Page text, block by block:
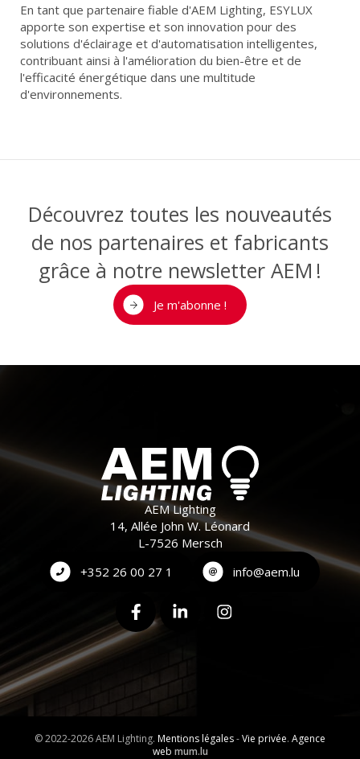
En tant que partenaire fiable d'AEM Lighting, ESYLUX
apporte son expertise et son innovation pour des
solutions d'éclairage et d'automatisation intelligentes,
contribuant ainsi à l'amélioration du bien-être et de
l'efficacité énergétique dans une multitude
d'environnements.
Découvrez toutes les nouveautés
de nos partenaires et fabricants
grâce à notre newsletter AEM !
Je m'abonne !
AEM Lighting
14, Allée John W. Léonard
L-7526 Mersch
+352 26 00 27 1
info@aem.lu
© 2022-2026 AEM Lighting. Mentions légales-Vie privée. Agence
web mum.lu